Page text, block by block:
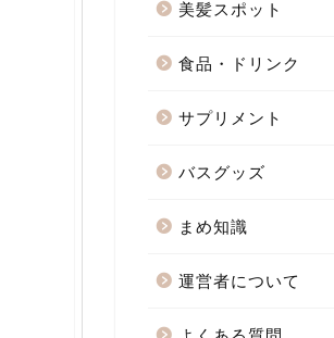
美髪スポット
食品・ドリンク
サプリメント
バスグッズ
まめ知識
運営者について